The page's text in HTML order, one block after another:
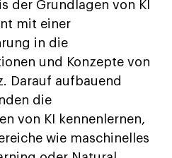
der Grundlagen von KI
mit einer
in die
und Konzepte von
Darauf aufbauend
die
von KI kennenlernen,
wie maschinelles